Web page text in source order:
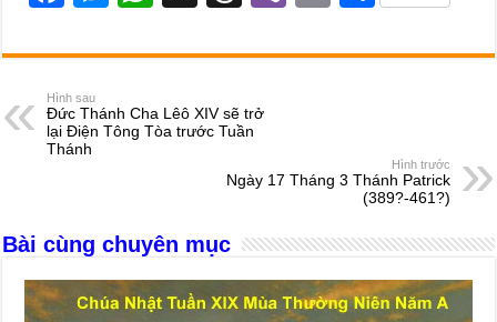
c
e
b
o
k
ss
n
at
A
e
d
s
er ail ar
Hình sau
Đức Thánh Cha Lêô XIV sẽ trở
lại Điện Tông Tòa trước Tuần
Thánh
Hình trước
Ngày 17 Tháng 3 Thánh Patrick
(389?-461?)
Bài cùng chuyên mục